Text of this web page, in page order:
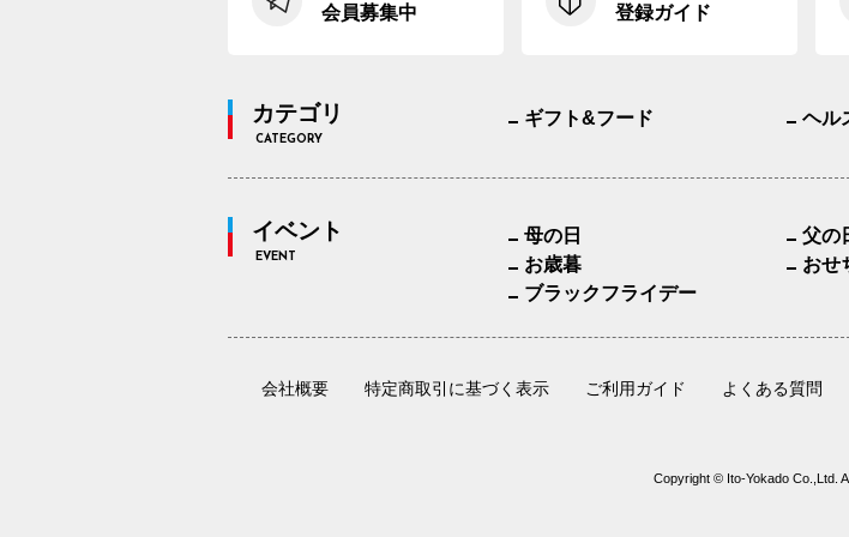
会員募集中 登録ガイド
カテゴリ
CATEGORY
ギフト&フード ヘル
イベント
EVENT
母の日 父の
お歳暮
おせ
ブラックフライデー
会社概要 特定商取引に基づく表示 ご利用ガイド よくある質問
Copyright © Ito-Yokado Co.,Ltd.